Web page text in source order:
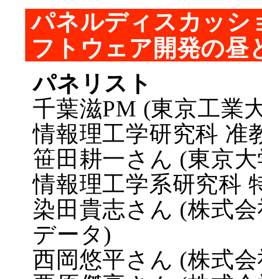
パネルディスカッシ
フトウェア開発の昼
パネリスト
千葉滋PM (東京工業
情報理工学研究科 准
笹田耕一さん (東京
情報理工学系研究科
染田貴志さん (株式
データ)
西岡悠平さん (株式